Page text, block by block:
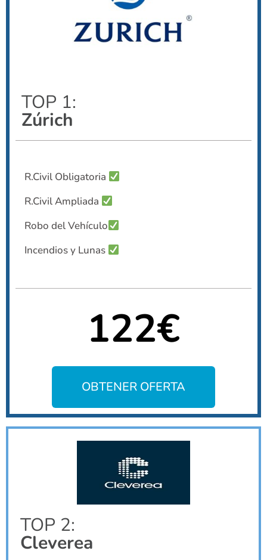
TOP 1:
Zúrich
R.Civil Obligatoria
R.Civil Ampliada
Robo del Vehículo
Incendios y Lunas
122€
OBTENER OFERTA
TOP 2:
Cleverea